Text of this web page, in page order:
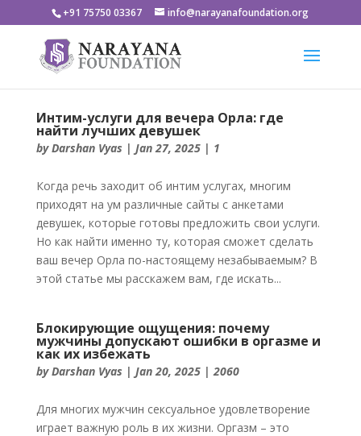
+91 75750 03367 info@narayanafoundation.org
Интим-услуги для вечера Орла: где
найти лучших девушек
byDarshan Vyas | Jan 27, 2025| 1
Когда речь заходит об интим услугах, многим
приходят на ум различные сайты с анкетами
девушек, которые готовы предложить свои услуги.
Но как найти именно ту, которая сможет сделать
ваш вечер Орла по-настоящему незабываемым? В
этой статье мы расскажем вам, где искать...
Блокирующие ощущения: почему
мужчины допускают ошибки в оргазме и
как их избежать
byDarshan Vyas | Jan 20, 2025|2060
Для многих мужчин сексуальное удовлетворение
играет важную роль в их жизни. Оргазм – это